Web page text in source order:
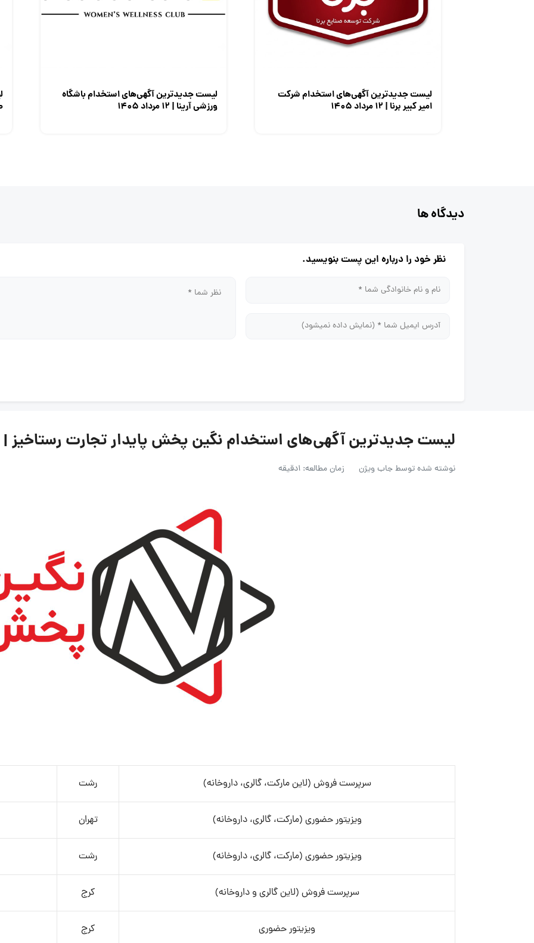
لیست جدیدترین آگهی‌های استخدام شرکت
امیر کبیر برنا | ۱۲ مرداد ۱۴۰۵
لیست جدیدترین آگهی‌های استخدام باشگاه
ورزشی آرینا | ۱۲ مرداد ۱۴۰۵
دیدگاه ها
نظر خود را درباره این پست بنویسید.
لیست جدیدترین آگهی‌های استخدام نگین پخش پایدار تجارت رستاخیز | ۳۱ خرداد ۱۴۰۵
نوشته شده توسطجاب ویژن زمان مطالعه: 1دقیقه
سرپرست فروش (لاین مارکت، گالری، داروخانه) رشت
ویزیتور حضوری (مارکت، گالری، داروخانه) تهران
ویزیتور حضوری (مارکت، گالری، داروخانه) رشت
سرپرست فروش (لاین گالری و داروخانه) کرج
ویزیتور حضوری کرج